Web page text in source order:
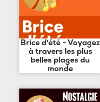
Brice d'été - Voyagez
à travers les plus
belles plages du
monde